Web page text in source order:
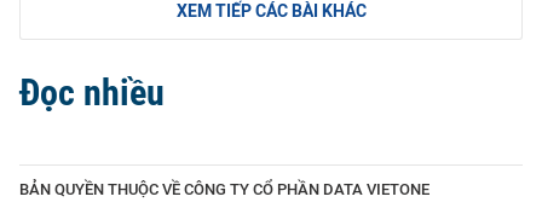
XEM TIẾP CÁC BÀI KHÁC
Đọc nhiều
BẢN QUYỀN THUỘC VỀ CÔNG TY CỔ PHẦN DATA VIETONE